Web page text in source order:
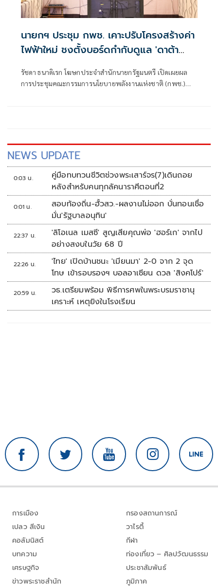
นายกฯ ประชุม กพช. เคาะปรับโครงสร้างค่า
ไฟฟ้าใหม่ ชงตั้งบอร์ดกำกับดูแล 'ดาต้า
รัชดา ธนาดิเรก โฆษกประจำสำนักนายกรัฐมนตรี เปิดเผยผล
การประชุมคณะกรรมการนโยบายพลังงานแห่งชาติ (กพช.)
NEWS UPDATE
0:03 น.
คู่มือทบทวนชีวิตช่วงพระเสาร์จร(7)เดินถอย
หลังสำหรับคนทุกลัคนาราศีตอนที่2
0:01 น.
สอบท้องถิ่น-ฮั้วสว.-ผลงานไม่ออก บั่นทอนเชื่อ
มั่น'รัฐบาลอนุทิน'
22:37 น.
'ลิโอเนล เมสซี' สูญเสียคุณพ่อ 'ฮอร์เก' จากไป
อย่างสงบในวัย 68 ปี
22:26 น.
'ไทย' เปิดบ้านชนะ 'เมียนมา' 2-0 จาก 2 จุด
โทษ เข้ารอบรองฯ บอลอาเซียน ดวล 'สิงคโปร์'
20:59 น.
วธ.เตรียมพร้อม พิธีการศพในพระบรมราชานุ
เคราะห์ เหตุยิงในโรงเรียน
การเมือง
เปลว สีเงิน
คอลัมนิสต์
บทความ
เศรษฐกิจ
ข่าวพระราชสำนัก
กรองสถานการณ์
วาไรตี้
กีฬา
ท่องเที่ยว – ศิลปวัฒนธรรม
ประชาสัมพันธ์
ภูมิภาค